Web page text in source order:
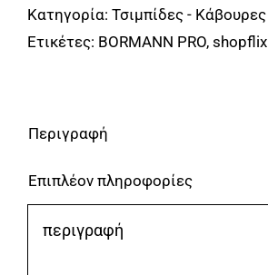
BORMANN
Pro
Κατηγορία: Τσιμπίδες - Κάβουρες
Ετικέτες: BORMANN PRO, shopflix
Περιγραφή
Επιπλέον πληροφορίες
περιγραφή